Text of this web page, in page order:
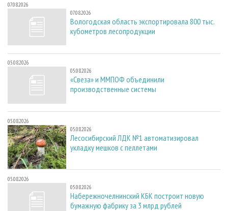
07.08.2026
07.08.2026
Вологодская область экспортировала 800 тыс.
кубометров лесопродукции
05.08.2026
05.08.2026
«Свеза» и ММПОФ объединили
производственные системы
05.08.2026
05.08.2026
Лесосибирский ЛДК №1 автоматизировал
укладку мешков с пеллетами
05.08.2026
05.08.2026
Набережночелнинский КБК построит новую
бумажную фабрику за 3 млрд рублей